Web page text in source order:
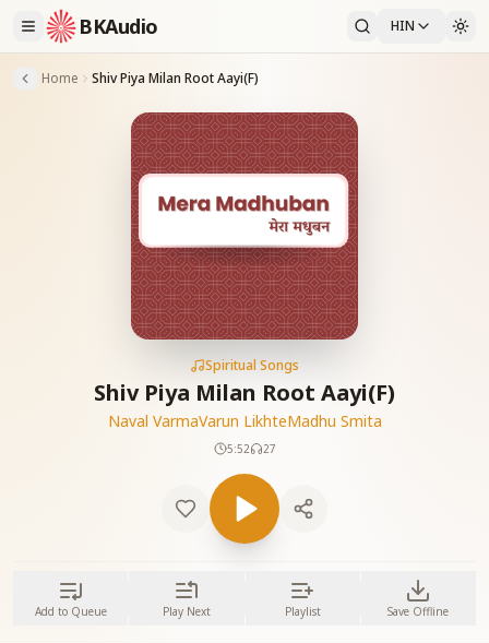
BKAudio HIN
Home Shiv Piya Milan Root Aayi(F)
Spiritual Songs
Shiv Piya Milan Root Aayi(F)
Naval VarmaVarun LikhteMadhu Smita
5:52 27
Add to Queue Play Next Playlist Save Offline